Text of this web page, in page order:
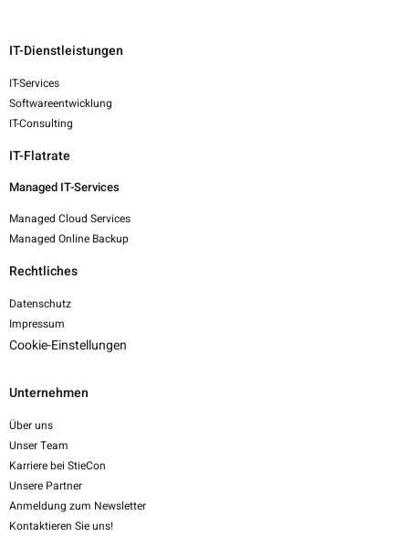
IT-Dienstleistungen
IT-Services
Softwareentwicklung
IT-Consulting
IT-Flatrate
Managed IT-Services
Managed Cloud Services
Managed Online Backup
Rechtliches
Datenschutz
Impressum
Cookie-Einstellungen
Unternehmen
Über uns
Unser Team
Karriere bei StieCon
Unsere Partner
Anmeldung zum Newsletter
Kontaktieren Sie uns!